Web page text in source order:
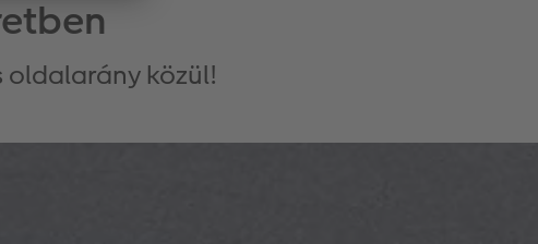
oldalarány közül!